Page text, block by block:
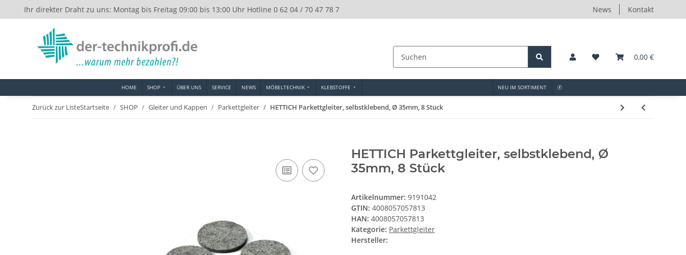
Ihr direkter Draht zu uns: Montag bis Freitag 09:00 bis 13:00 Uhr Hotline 0 62 04 / 70 47 78 7 News Kontakt
0,00 €
HOME SHOP ÜBER UNS SERVICE NEWS MÖBELTECHNIK KLEBSTOFFE NEU IM SORTIMENT
Zurück zur ListeStartseite SHOP Gleiter und Kappen Parkettgleiter HETTICH Parkettgleiter, selbstklebend, Ø 35mm, 8 Stück
HETTICH Parkettgleiter, selbstklebend, Ø
35mm, 8 Stück
Artikelnummer: 9191042
GTIN: 4008057057813
HAN: 4008057057813
Kategorie: Parkettgleiter
Hersteller: